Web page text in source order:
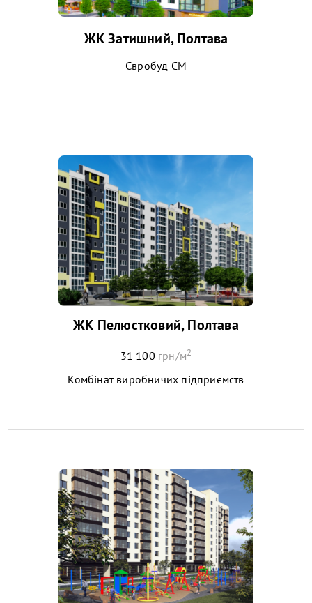
ЖК Затишний, Полтава
Євробуд СМ
ЖК Пелюстковий, Полтава
31 100 грн/м2
Комбінат виробничих підприємств